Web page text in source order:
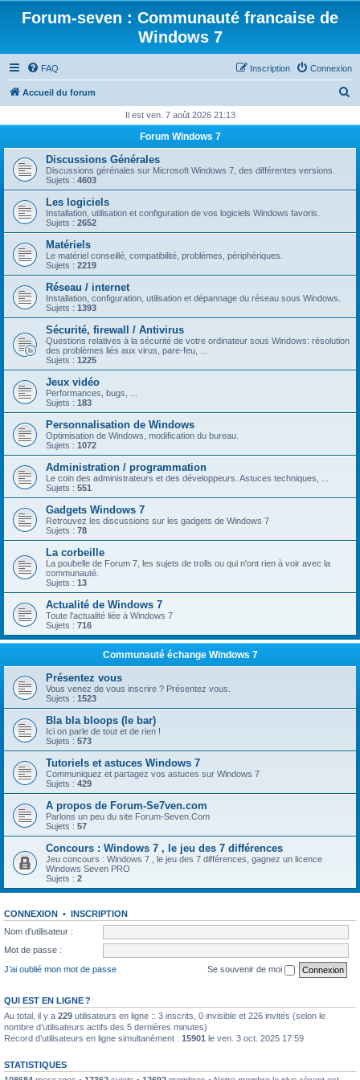
Forum-seven : Communauté francaise de
Windows 7
FAQ Connexion
Inscription
Accueil du forum
h
r
Il est ven. 7 août 2026 21:13
Forum Windows 7
Discussions Générales
Discussions gérénales sur Microsoft Windows 7, des différentes versions.
Sujets : 4603
Les logiciels
Installation, utilisation et configuration de vos logiciels Windows favoris.
Sujets : 2652
Matériels
Le matériel conseillé, compatibilité, problèmes, périphériques.
Sujets : 2219
Réseau / internet
Installation, configuration, utilisation et dépannage du réseau sous Windows.
Sujets : 1393
Sécurité, firewall / Antivirus
Questions relatives à la sécurité de votre ordinateur sous Windows: résolution
des problèmes liés aux virus, pare-feu, ...
Sujets : 1225
Jeux vidéo
Performances, bugs, ...
Sujets : 183
Personnalisation de Windows
Optimisation de Windows, modification du bureau.
Sujets : 1072
Administration / programmation
Le coin des administrateurs et des développeurs. Astuces techniques, ...
Sujets : 551
Gadgets Windows 7
Retrouvez les discussions sur les gadgets de Windows 7
Sujets : 78
La corbeille
La poubelle de Forum 7, les sujets de trolls ou qui n'ont rien à voir avec la
communauté.
Sujets : 13
Actualité de Windows 7
Toute l'actualité liée à Windows 7
Sujets : 716
Communauté échange Windows 7
Présentez vous
Vous venez de vous inscrire ? Présentez vous.
Sujets : 1523
Bla bla bloops (le bar)
Ici on parle de tout et de rien !
Sujets : 573
Tutoriels et astuces Windows 7
Communiquez et partagez vos astuces sur Windows 7
Sujets : 429
A propos de Forum-Se7ven.com
Parlons un peu du site Forum-Seven.Com
Sujets : 57
Concours : Windows 7 , le jeu des 7 différences
Jeu concours : Windows 7 , le jeu des 7 différences, gagnez un licence
Windows Seven PRO
Sujets : 2
CONNEXION • INSCRIPTION
Nom d’utilisateur :
Mot de passe :
J’ai oublié mon mot de passe
Se souvenir de moi
QUI EST EN LIGNE ?
Au total, il y a 229 utilisateurs en ligne :: 3 inscrits, 0 invisible et 226 invités (selon le
nombre d’utilisateurs actifs des 5 dernières minutes)
Record d’utilisateurs en ligne simultanément : 15901 le ven. 3 oct. 2025 17:59
STATISTIQUES